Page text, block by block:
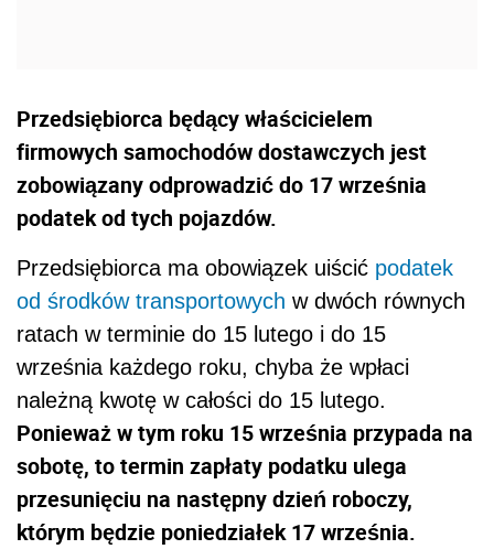
Przedsiębiorca będący właścicielem
firmowych samochodów dostawczych jest
zobowiązany odprowadzić do 17 września
podatek od tych pojazdów.
Przedsiębiorca ma obowiązek uiścić podatek
od środków transportowych w dwóch równych
ratach w terminie do 15 lutego i do 15
września każdego roku, chyba że wpłaci
należną kwotę w całości do 15 lutego.
Ponieważ w tym roku 15 września przypada na
sobotę, to termin zapłaty podatku ulega
przesunięciu na następny dzień roboczy,
którym będzie poniedziałek 17 września.